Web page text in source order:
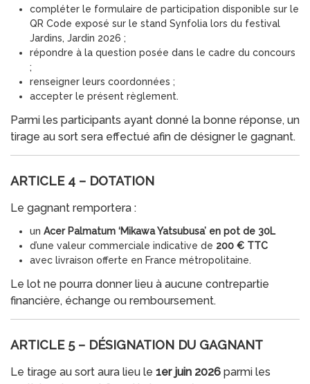
compléter le formulaire de participation disponible sur le
QR Code exposé sur le stand Synfolia lors du festival
Jardins, Jardin 2026 ;
répondre à la question posée dans le cadre du concours
;
renseigner leurs coordonnées ;
accepter le présent règlement.
Parmi les participants ayant donné la bonne réponse, un
tirage au sort sera effectué afin de désigner le gagnant.
ARTICLE 4 – DOTATION
Le gagnant remportera :
un Acer Palmatum ‘Mikawa Yatsubusa’ en pot de 30L
d’une valeur commerciale indicative de 200 € TTC
avec livraison offerte en France métropolitaine.
Le lot ne pourra donner lieu à aucune contrepartie
financière, échange ou remboursement.
ARTICLE 5 – DÉSIGNATION DU GAGNANT
Le tirage au sort aura lieu le 1er juin 2026 parmi les